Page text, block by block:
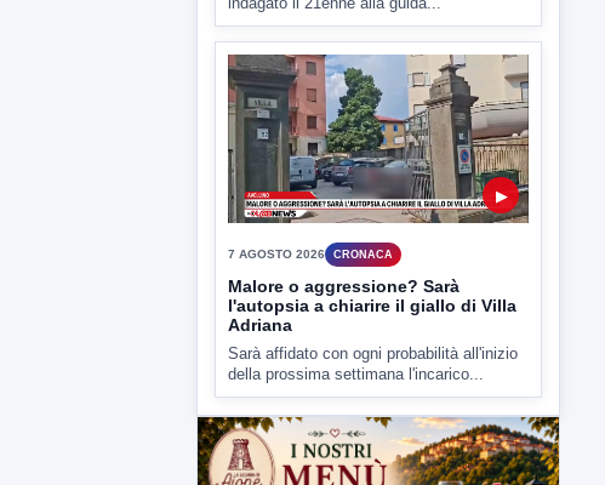
Ponte Valentino,21enne indagato:
ipotesi duplice omicidio stradale
Incidente mortale a Ponte Valentino,
indagato il 21enne alla guida...
7 AGOSTO 2026 CRONACA
Malore o aggressione? Sarà
l'autopsia a chiarire il giallo di Villa
Adriana
Sarà affidato con ogni probabilità all'inizio
della prossima settimana l'incarico...